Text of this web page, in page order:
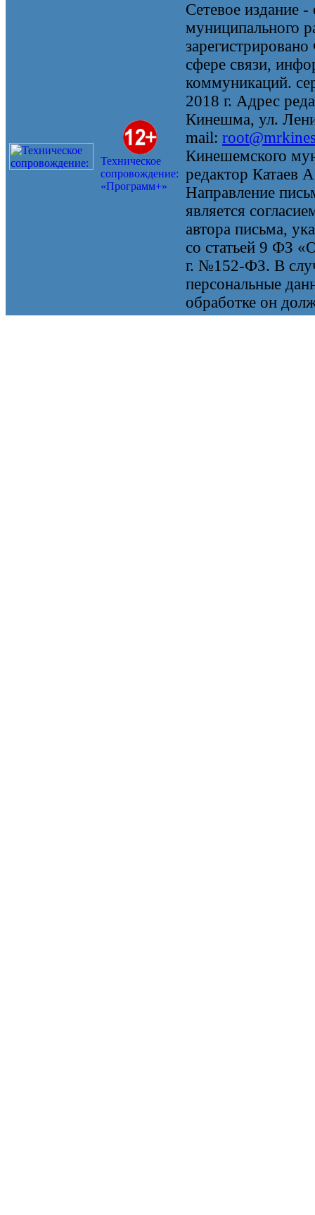
Техническое
сопровождение:
«Программ+»
Сетевое издание
муниципального
сфере связи,
коммуникаций.
2018 г. Адрес
Кинешма, ул.
mail:
Кинешемского
редактор Катаев
Направление
является
автора письма,
со статьей 9 ФЗ
г. №152-ФЗ. В
персональные
обработке он